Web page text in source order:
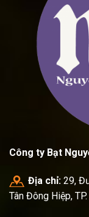
Công ty Bạt
Địa chỉ: 29,
Tân Đông Hiệp,